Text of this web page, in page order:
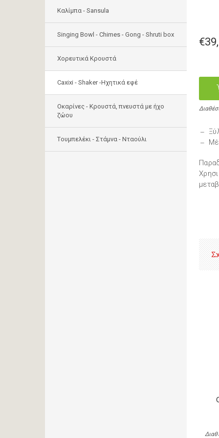
Καλίμπα - Sansula
Singing Bowl - Chimes - Gong - Shruti box
Χορευτικά Κρουστά
Caxixi - Shaker -Ηχητικά εφέ
Οκαρίνες - Κρουστά, πνευστά με ήχο
ζώου
Tουμπελέκι - Στάμνα - Νταούλι